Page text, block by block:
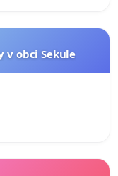
v obci Sekule